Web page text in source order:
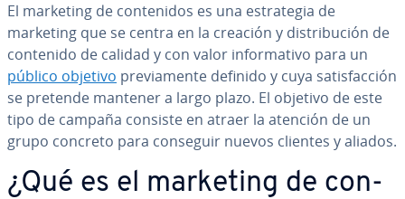
El marketing de co­n­te­ni­dos es una es­tra­te­gia de
marketing que se centra en la creación y di­s­tri­bu­ción de
contenido de calidad y con valor in­fo­r­ma­ti­vo para un
público objetivo pre­via­me­n­te definido y cuya sa­ti­s­fa­c­ción
se pretende mantener a largo plazo. El objetivo de este
tipo de campaña consiste en atraer la atención de un
grupo concreto para conseguir nuevos clientes y aliados.
¿Qué es el marketing de co­n­